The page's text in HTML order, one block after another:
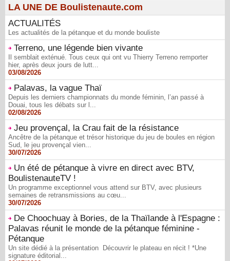
LA UNE DE Boulistenaute.com
ACTUALITÉS
Les actualités de la pétanque et du monde bouliste
Terreno, une légende bien vivante
Il semblait exténué. Tous ceux qui ont vu Thierry Terreno remporter
hier, après deux jours de lutt...
03/08/2026
Palavas, la vague Thaï
Depuis les derniers championnats du monde féminin, l’an passé à
Douai, tous les débats sur l...
02/08/2026
Jeu provençal, la Crau fait de la résistance
Ancêtre de la pétanque et trésor historique du jeu de boules en région
Sud, le jeu provençal vien...
30/07/2026
Un été de pétanque à vivre en direct avec BTV,
BoulistenauteTV !
Un programme exceptionnel vous attend sur BTV, avec plusieurs
semaines de retransmissions au cœu...
30/07/2026
De Choochuay à Bories, de la Thaïlande à l'Espagne :
Palavas réunit le monde de la pétanque féminine -
Pétanque
Un site dédié à la présentation Découvrir le plateau en récit ! *Une
signature éditorial...